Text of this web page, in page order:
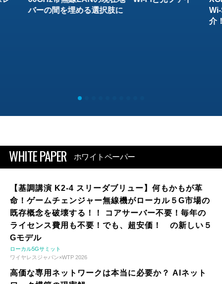
バーの間を埋める選択肢に
介
WHITE PAPER ホワイトペーパー
【基調講演 K2-4 スリーダブリュー】何もかもが革
命！ゲームチェンジャー無線機がローカル５G市場の
既存概念を破壊する！！ コアサーバー不要！毎年の
ライセンス費用も不要！でも、超安価！ の新しい５
Gモデル
ローカル5Gサミット
ワイヤレスジャパン×WTP 2026
高価な専用ネットワークは本当に必要か？ AIネット